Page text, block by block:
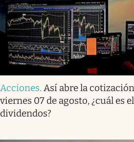
Acciones. Así abre la
viernes 07 de agosto, ¿cuál es
dividendos?